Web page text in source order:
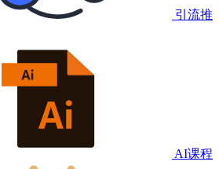
引流推
AI课程